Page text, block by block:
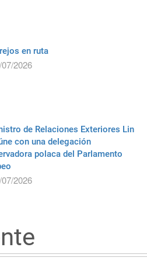
en ruta
2026
de Relaciones Exteriores Lin
con una delegación
polaca del Parlamento
2026